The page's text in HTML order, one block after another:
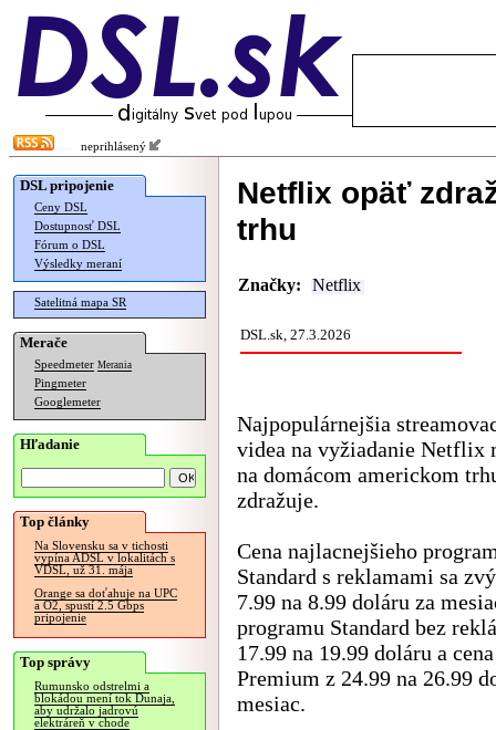
neprihlásený
DSL pripojenie
Ceny DSL
Dostupnosť DSL
Fórum o DSL
Výsledky meraní
Satelitná mapa SR
Merače
Speedmeter Merania
Pingmeter
Googlemeter
Hľadanie
Top články
Na Slovensku sa v tichosti
vypína ADSL v lokalitách s
VDSL, už 31. mája
Orange sa doťahuje na UPC
a O2, spustí 2.5 Gbps
pripojenie
Top správy
Rumunsko odstrelmi a
blokádou mení tok Dunaja,
aby udržalo jadrovú
elektráreň v chode
Netflix opäť
trhu
Značky: Netflix
DSL.sk, 27.3.2026
Najpopulárnejšia
videa na vyžiadanie Netflix
na domácom americkom
zdražuje.
Cena najlacnejšieho
Standard s reklamami sa
7.99 na 8.99 doláru za
programu Standard bez
17.99 na 19.99 doláru a
Premium z 24.99 na 26.99
mesiac.